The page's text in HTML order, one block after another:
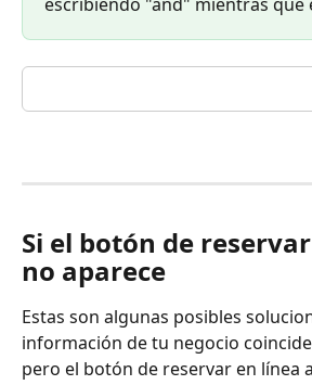
escribiendo "and" mientras que
Si el botón de
no aparece
Estas son algunas posibles
información de tu negocio
pero el botón de reservar en línea